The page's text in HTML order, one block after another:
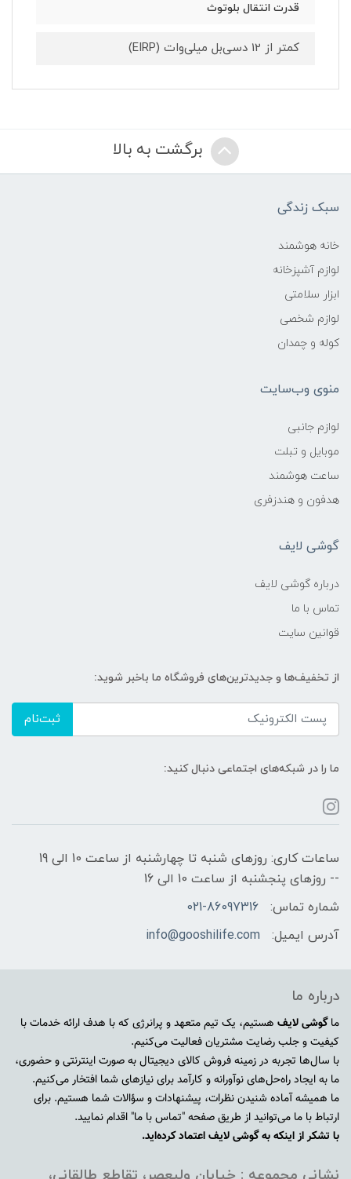
قدرت انتقال بلوتوث
کمتر از 12 دسی‌بل میلی‌وات (EIRP)
برگشت به بالا
سبک زندگی
خانه هوشمند
لوازم آشپزخانه
ابزار سلامتی
لوازم شخصی
کوله و چمدان
منوی وب‌سایت
لوازم جانبی
موبایل و تبلت
ساعت هوشمند
هدفون و هندزفری
گوشی لایف
درباره گوشی لایف
تماس با ما
قوانین سایت
از تخفیف‌ها و جدیدترین‌های فروشگاه ما باخبر شوید:
ثبت‌نام
ما را در شبکه‌های اجتماعی دنبال کنید:
ساعات کاری: روزهای شنبه تا چهارشنبه از ساعت 10 الی 19
-- روزهای پنجشنبه از ساعت 10 الی 16
شماره تماس:
021-86097316
آدرس ایمیل:
info@gooshilife.com
درباره ما
ماگوشی لایف هستیم، یک تیم متعهد و پرانرژی که با هدف ارائه خدمات با
کیفیت و جلب رضایت مشتریان فعالیت می‌کنیم.
با سال‌ها تجربه در زمینه فروش کالای دیجیتال به صورت اینترنتی و حضوری،
ما به ایجاد راه‌حل‌های نوآورانه و کارآمد برای نیازهای شما افتخار می‌کنیم.
ما همیشه آماده شنیدن نظرات، پیشنهادات و سؤالات شما هستیم. برای
ارتباط با ما می‌توانید از طریق صفحه "تماس با ما" اقدام نمایید.
با تشکر از اینکه به گوشی لایف اعتماد کرده‌اید.